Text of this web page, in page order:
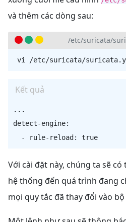
và thêm các dòng sau:
/etc/suricata/
Kết quả
...
detect-engine:
Với cài đặt này, chúng ta sẽ có
hệ thống đến quá trình đang
mọi quy tắc đã thay đổi vào